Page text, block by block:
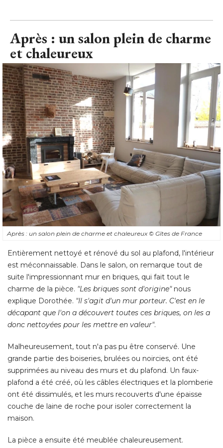
Après : un salon plein de charme et chaleureux© Gîtes de France
Entièrement nettoyé et rénové du sol au plafond, l'intérieur
est méconnaissable. Dans le salon, on remarque tout de
suite l'impressionnant mur en briques, qui fait tout le
explique Dorothée. "Il s'agit d'un mur porteur. C'est en le
décapant que l'on a découvert toutes ces briques, on les a
donc nettoyées pour les mettre en valeur".
Malheureusement, tout n'a pas pu être conservé. Une
grande partie des boiseries, brulées ou noircies, ont été
supprimées au niveau des murs et du plafond. Un faux-
ont été dissimulés, et les murs recouverts d'une épaisse
couche de laine de roche pour isoler correctement la
maison.
La pièce a ensuite été meublée chaleureusement.
Accessible aux invités, on y trouve du mobilier clair, des
notes de bois et quelques pièces faites maison, à l'image
pare-feu au pied de la cheminée.